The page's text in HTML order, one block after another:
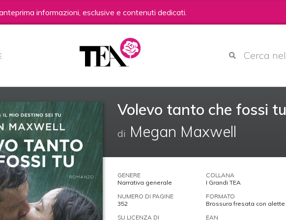
informazioni, esclusive e contenuti dedicati.
Volevo tanto che fossi tu
di Megan Maxwell
GENERE
Narrativa generale
COLLANA
I Grandi TEA
NUMERO DI PAGINE
352
FORMATO
Brossura fresata con alette
SU LICENZA DI
EAN